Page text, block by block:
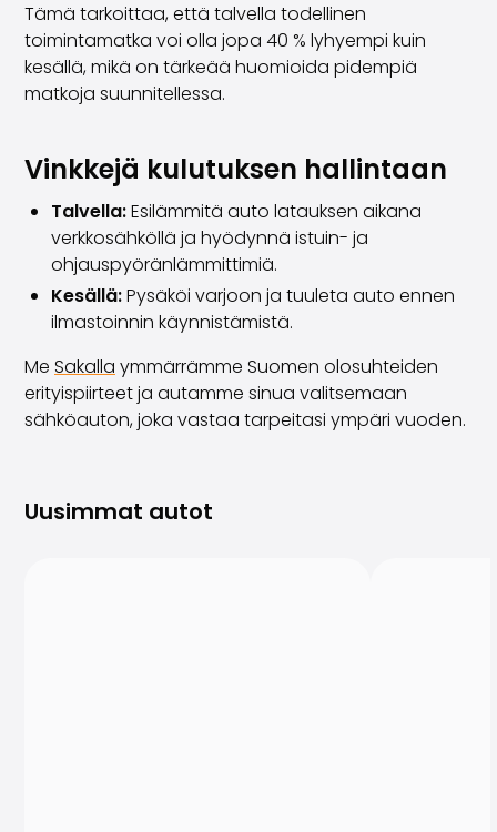
Tämä tarkoittaa, että talvella todellinen
toimintamatka voi olla jopa 40 % lyhyempi kuin
kesällä, mikä on tärkeää huomioida pidempiä
matkoja suunnitellessa.
Vinkkejä kulutuksen hallintaan
Talvella:Esilämmitä auto latauksen aikana
verkkosähköllä ja hyödynnä istuin- ja
ohjauspyöränlämmittimiä.
Kesällä:Pysäköi varjoon ja tuuleta auto ennen
ilmastoinnin käynnistämistä.
Me Sakalla ymmärrämme Suomen olosuhteiden
erityispiirteet ja autamme sinua valitsemaan
sähköauton, joka vastaa tarpeitasi ympäri vuoden.
Uusimmat autot